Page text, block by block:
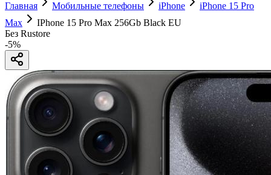
Главная Мобильные телефоны iPhone
iPhone 15 Pro
Max
IPhone 15 Pro Max 256Gb Black EU
Без Rustore
-5%